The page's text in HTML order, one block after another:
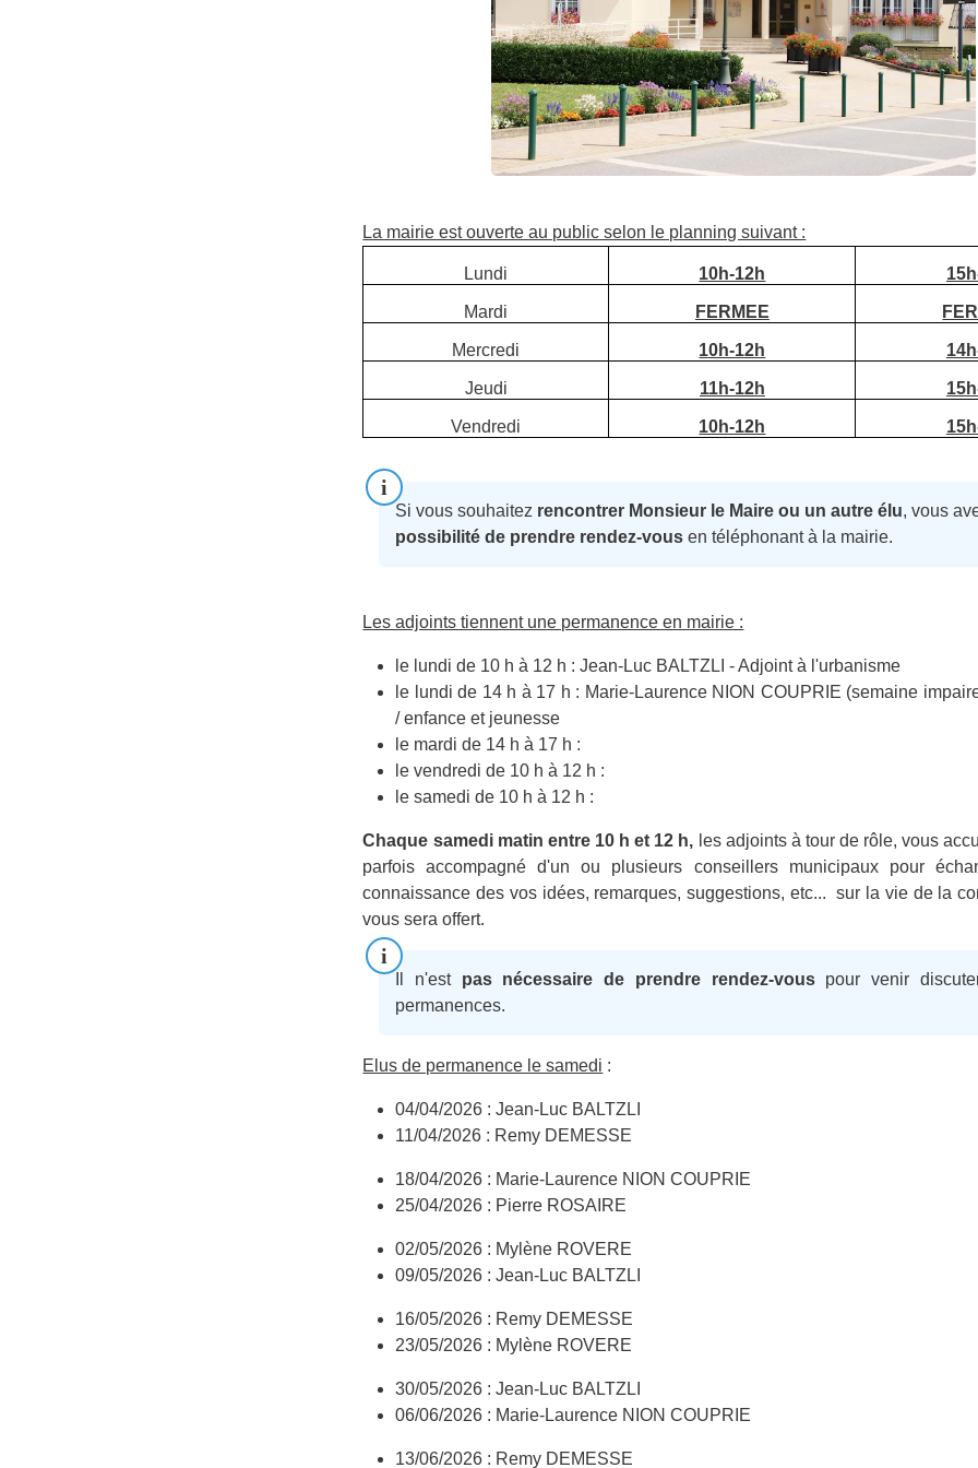
La mairie est ouverte au public selon le planning suivant :
Lundi 10h-12h
Mardi FERMEE
Mercredi 10h-12h
Jeudi 11h-12h
Vendredi 10h-12h
Si vous souhaitez rencontrer Monsieur le Maire ou un autre élu, vous
possibilité de prendre rendez-vous en téléphonant à la mairie.
Les adjoints tiennent une permanence en mairie :
le lundi de 10 h à 12 h : Jean-Luc BALTZLI - Adjoint à l'urbanisme
le lundi de 14 h à 17 h : Marie-Laurence NION COUPRIE (semaine
/ enfance et jeunesse
le mardi de 14 h à 17 h :
le vendredi de 10 h à 12 h :
le samedi de 10 h à 12 h :
Chaque samedi matin entre 10 h et 12 h, les adjoints à tour de rôle, vous
parfois accompagné d'un ou plusieurs conseillers municipaux pour
connaissance des vos idées, remarques, suggestions, etc... sur la vie de la
vous sera offert.
Il n'est pas nécessaire de prendre rendez-vouspour venir
permanences.
Elus de permanence le samedi :
04/04/2026 : Jean-Luc BALTZLI
11/04/2026 : Remy DEMESSE
18/04/2026 : Marie-Laurence NION COUPRIE
25/04/2026 : Pierre ROSAIRE
02/05/2026 : Mylène ROVERE
09/05/2026 : Jean-Luc BALTZLI
16/05/2026 : Remy DEMESSE
23/05/2026 : Mylène ROVERE
30/05/2026 : Jean-Luc BALTZLI
06/06/2026 : Marie-Laurence NION COUPRIE
13/06/2026 : Remy DEMESSE